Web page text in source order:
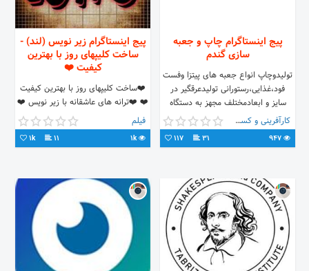
پیج اینستاگرام چاپ و جعبه
سازی گندم
تولیدوچاپ انواع جعبه های پیتزا وفست
فود،غذایی،رستورانی تولیدعرقگیر در
سایز و ابعادمختلف مجهز به دستگاه
چاپ افست،فلکسو،طلاکوب و سیلک
۰۹۱۳۳۵۸۱۴۵۱دهقانی
کارآفرینی و کسب و کار
31
117
پیج اینستاگرام زیر نویس (لند) -
ساخت کلیپهای روز با بهترین
کیفیت ❤️
❤️ساخت کلیپهای روز با بهترین کیفیت
❤️ ❤️ترانه های عاشقانه با زیر نویس ❤️
❤️میکسهایی فارسی و ترکی ❤️ ❤️موزیک
ویدئو های ناب ❤️
فیلم
1k
11
1k